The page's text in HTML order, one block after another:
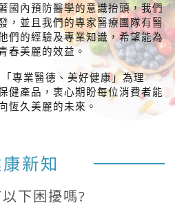
國內預防醫學的意識抬頭，我們
，並且我們的專家醫療團隊有醫
們的經驗及專業知識，希望能為
春美麗的效益。
專業醫德、美好健康」為理
健產品，衷心期盼每位消費者能
恆久美麗的未來。
新知
下困擾嗎?